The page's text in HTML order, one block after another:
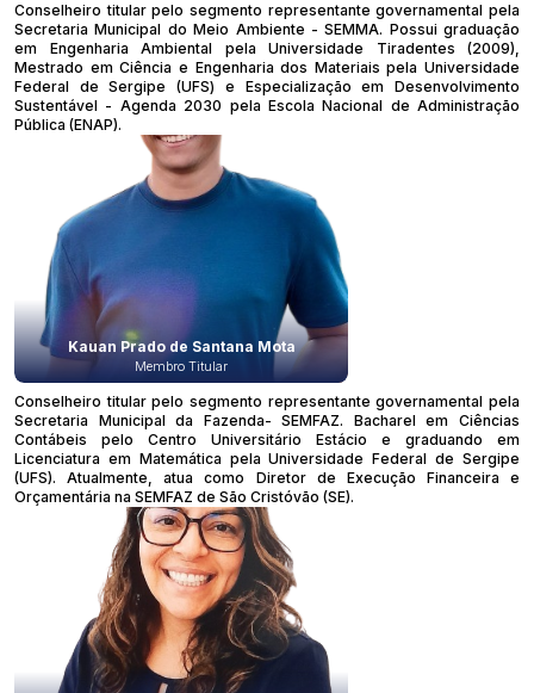
Conselheiro titular pelo segmento representante governamental pela
Secretaria Municipal do Meio Ambiente - SEMMA. Possui graduação
em Engenharia Ambiental pela Universidade Tiradentes (2009),
Mestrado em Ciência e Engenharia dos Materiais pela Universidade
Federal de Sergipe (UFS) e Especialização em Desenvolvimento
Sustentável - Agenda 2030 pela Escola Nacional de Administração
Pública (ENAP).
Kauan Prado de Santana Mota
Membro Titular
Conselheiro titular pelo segmento representante governamental pela
Secretaria Municipal da Fazenda- SEMFAZ. Bacharel em Ciências
Contábeis pelo Centro Universitário Estácio e graduando em
Licenciatura em Matemática pela Universidade Federal de Sergipe
(UFS). Atualmente, atua como Diretor de Execução Financeira e
Orçamentária na SEMFAZ de São Cristóvão (SE).